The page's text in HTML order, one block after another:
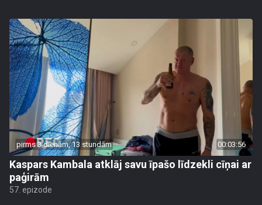
pirms 3 dienām, 13 stundām 00:03:56
Kaspars Kambala atklāj savu īpašo līdzekli cīņai ar
paģirām
57. epizode